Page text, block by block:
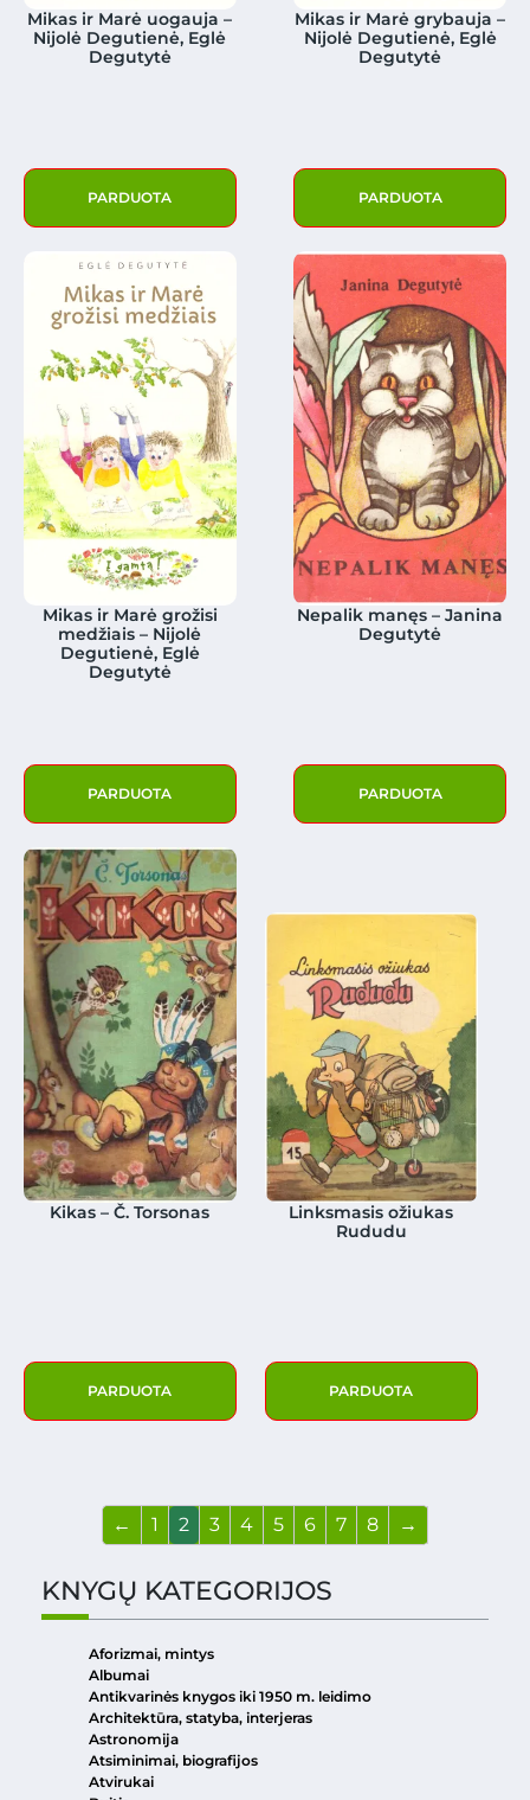
Mikas ir Marė uogauja –
Nijolė Degutienė, Eglė
Degutytė
PARDUOTA
Mikas ir Marė grybauja –
Nijolė Degutienė, Eglė
Degutytė
PARDUOTA
Mikas ir Marė grožisi
medžiais – Nijolė
Degutienė, Eglė
Degutytė
PARDUOTA
Nepalik manęs – Janina
Degutytė
PARDUOTA
Kikas – Č. Torsonas
PARDUOTA
Linksmasis ožiukas
Rududu
PARDUOTA
← 1 2 3 4 5 6 7 8 →
KNYGŲ KATEGORIJOS
Aforizmai, mintys
Albumai
Antikvarinės knygos iki 1950 m. leidimo
Architektūra, statyba, interjeras
Astronomija
Atsiminimai, biografijos
Atvirukai